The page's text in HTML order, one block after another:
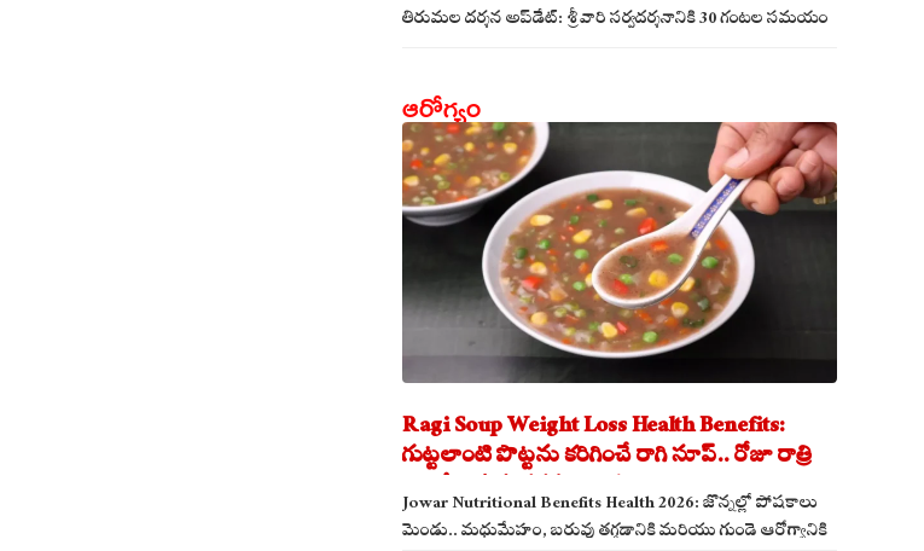
తిరుమల దర్శన అప్‌డేట్: శ్రీవారి సర్వదర్శనానికి 30 గంటల సమయం
ఆరోగ్యం
Ragi Soup Weight Loss Health Benefits:
గుట్టలాంటి పొట్టను కరిగించే రాగి సూప్.. రోజూ రాత్రి
తాగితే బరువు తగ్గడం ఖాయం!
Jowar Nutritional Benefits Health 2026: జొన్నల్లో పోషకాలు
మెండు.. మధుమేహం, బరువు తగ్గడానికి మరియు గుండె ఆరోగ్యానికి